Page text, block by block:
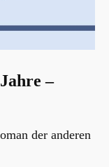
–
der anderen